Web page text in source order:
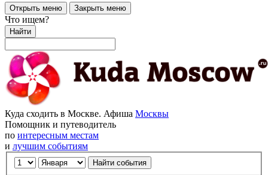
Открыть меню Закрыть меню
Что ищем?
Найти
Куда сходить в Москве. Афиша Москвы
Помощник и путеводитель
по интересным местам
и лучшим событиям